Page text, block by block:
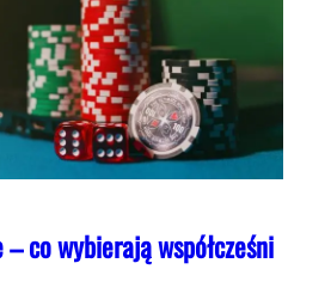
co wybierają współcześni